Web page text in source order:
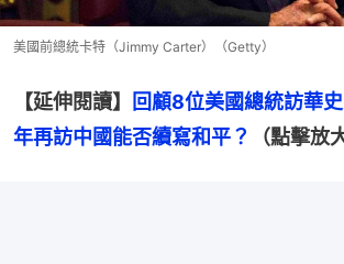
美國前總統卡特（Jimmy Carter）（Getty）
【延伸閱讀】
回顧8位美國總統訪華
年再訪中國能否續寫和平？
（點擊放